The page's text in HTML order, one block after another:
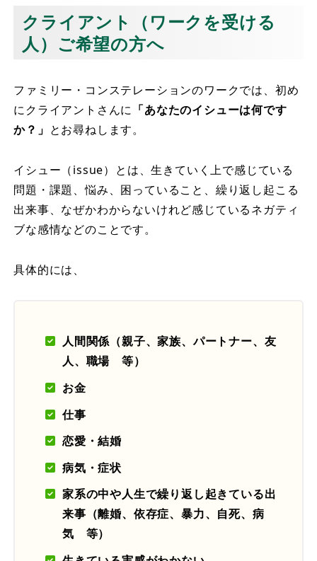
クライアント（ワークを受ける
人）ご希望の方へ
ファミリー・コンステレーションのワークでは、初め
にクライアントさんに 「あなたのイシューは何です
か？」 とお尋ねします。
イシュー（issue）とは、生きていく上で感じている
問題・課題、悩み、困っていること、繰り返し起こる
出来事、なぜかわからないけれど感じているネガティ
ブな感情などのことです。
具体的には、
人間関係（親子、家族、パートナー、友
人、職場 等）
お金
仕事
恋愛・結婚
病気・症状
家系の中や人生で繰り返し起きている出
来事（離婚、依存症、暴力、自死、病
気 等）